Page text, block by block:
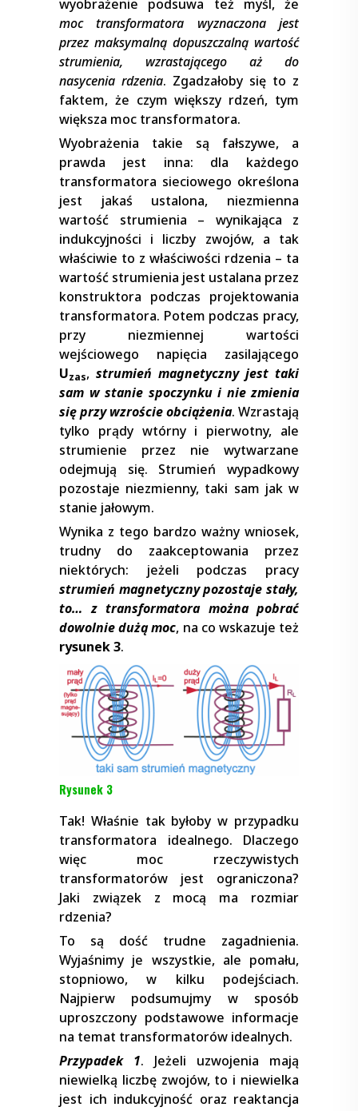
wyobrażenie podsuwa też myśl, że
moc transformatora wyznaczona jest
przez maksymalną dopuszczalną wartość
strumienia, wzrastającego aż do
nasycenia rdzenia. Zgadzałoby się to z
faktem, że czym większy rdzeń, tym
większa moc transformatora.
Wyobrażenia takie są fałszywe, a
prawda jest inna: dla każdego
transformatora sieciowego określona
jest jakaś ustalona, niezmienna
wartość strumienia – wynikająca z
indukcyjności i liczby zwojów, a tak
właściwie to z właściwości rdzenia – ta
wartość strumienia jest ustalana przez
konstruktora podczas projektowania
transformatora. Potem podczas pracy,
przy niezmiennej wartości
wejściowego napięcia zasilającego
Uzas, strumień magnetyczny jest taki
sam w stanie spoczynku i nie zmienia
się przy wzroście obciążenia. Wzrastają
tylko prądy wtórny i pierwotny, ale
strumienie przez nie wytwarzane
odejmują się. Strumień wypadkowy
pozostaje niezmienny, taki sam jak w
stanie jałowym.
Wynika z tego bardzo ważny wniosek,
trudny do zaakceptowania przez
niektórych: jeżeli podczas pracy
strumień magnetyczny pozostaje stały,
to… z transformatora można pobrać
dowolnie dużą moc, na co wskazuje też
rysunek 3.
Rysunek 3
Tak! Właśnie tak byłoby w przypadku
transformatora idealnego. Dlaczego
więc moc rzeczywistych
transformatorów jest ograniczona?
Jaki związek z mocą ma rozmiar
rdzenia?
To są dość trudne zagadnienia.
Wyjaśnimy je wszystkie, ale pomału,
stopniowo, w kilku podejściach.
Najpierw podsumujmy w sposób
uproszczony podstawowe informacje
na temat transformatorów idealnych.
Przypadek 1. Jeżeli uzwojenia mają
niewielką liczbę zwojów, to i niewielka
jest ich indukcyjność oraz reaktancja